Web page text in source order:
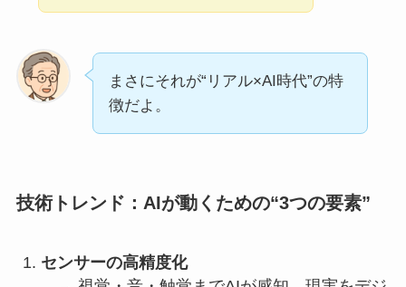
まさにそれが“リアル×AI時代”の特
徴だよ。
技術トレンド：AIが動くための“3つの要素”
センサーの高精度化